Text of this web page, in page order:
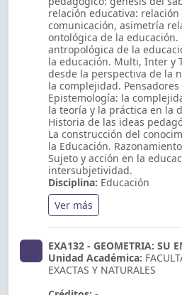
relación educativa:
comunicación, asimetría
ontológica de la educación.
antropológica de la
la educación. Multi, Inter y
desde la perspectiva de la
la complejidad.
Epistemología: la
la teoría y la práctica en la
Historia de las ideas
La construcción del
la Educación.
Sujeto y acción en la
intersubjetividad.
Disciplina: Educación
Ver más
EXA132 - GEOMETRIA: SU
Unidad Académica:
EXACTAS Y NATURALES